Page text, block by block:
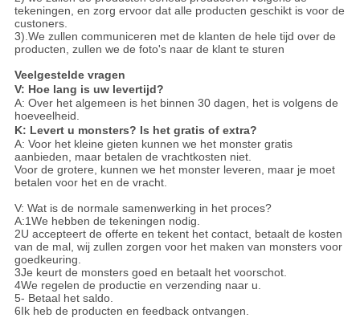
tekeningen, en zorg ervoor dat alle producten geschikt is voor de
custoners.
3).We zullen communiceren met de klanten de hele tijd over de
producten, zullen we de foto's naar de klant te sturen
Veelgestelde vragen
V: Hoe lang is uw levertijd?
A: Over het algemeen is het binnen 30 dagen, het is volgens de
hoeveelheid.
K: Levert u monsters? Is het gratis of extra?
A: Voor het kleine gieten kunnen we het monster gratis
aanbieden, maar betalen de vrachtkosten niet.
Voor de grotere, kunnen we het monster leveren, maar je moet
betalen voor het en de vracht.
V: Wat is de normale samenwerking in het proces?
A:1We hebben de tekeningen nodig.
2U accepteert de offerte en tekent het contact, betaalt de kosten
van de mal, wij zullen zorgen voor het maken van monsters voor
goedkeuring.
3Je keurt de monsters goed en betaalt het voorschot.
4We regelen de productie en verzending naar u.
5- Betaal het saldo.
6Ik heb de producten en feedback ontvangen.